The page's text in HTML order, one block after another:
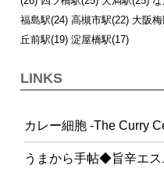
福島駅(24) 高槻市駅(22) 大阪
丘前駅(19) 淀屋橋駅(17)
LINKS
カレー細胞 -The Curry
うまから手帖◆旨辛エス